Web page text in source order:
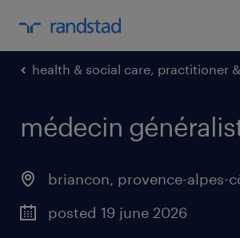
health & social care, practitioner
médecin
briancon, provence-alpes-
posted 19 june 2026